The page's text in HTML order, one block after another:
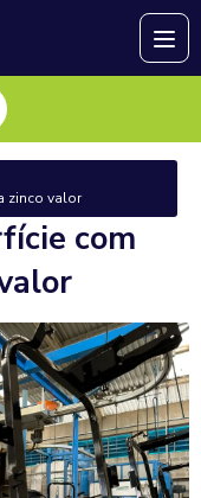
zinco valor
com